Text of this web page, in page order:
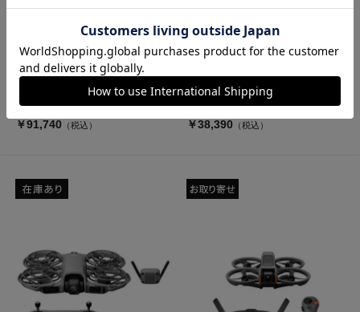
新品
DJI Neo 2 Motion Fly Moreコン
ボ NE2004
￥91,740 （税込）
新品
DJI Neo 2 (機体単体) NE2001
￥38,390 （税込）